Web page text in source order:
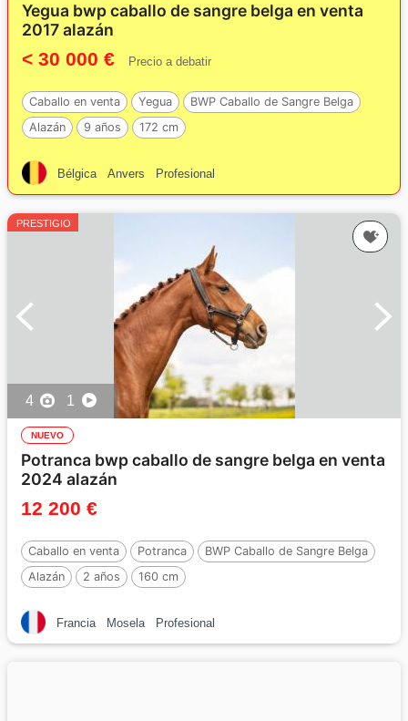
Yegua bwp caballo de sangre belga en venta
2017 alazán
< 30 000 € Precio a debatir
Caballo en venta Yegua
BWP Caballo de Sangre Belga
Alazán
9 años 172 cm
Bélgica Anvers Profesional
PRESTIGIO
4 1
NUEVO
Potranca bwp caballo de sangre belga en venta
2024 alazán
12 200 €
Caballo en venta Potranca
BWP Caballo de Sangre Belga
Alazán
2 años 160 cm
Francia Mosela Profesional